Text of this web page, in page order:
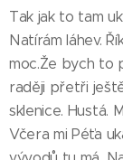
Tak jak to tam
Natírám láhev.
moc.Že bych to
raději přetři
sklenice. Hustá.
Včera mi Péťa